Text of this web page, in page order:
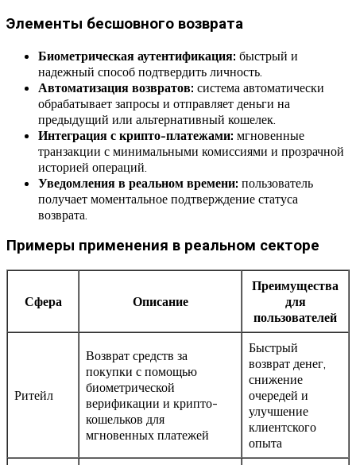
Элементы бесшовного возврата
Биометрическая аутентификация: быстрый и
надежный способ подтвердить личность.
Автоматизация возвратов: система автоматически
обрабатывает запросы и отправляет деньги на
предыдущий или альтернативный кошелек.
Интеграция с крипто-платежами: мгновенные
транзакции с минимальными комиссиями и прозрачной
историей операций.
Уведомления в реальном времени: пользователь
получает моментальное подтверждение статуса
возврата.
Примеры применения в реальном секторе
Сфера Описание
Преимущества
для
пользователей
Ритейл
Возврат средств за
покупки с помощью
биометрической
верификации и крипто-
кошельков для
мгновенных платежей
Быстрый
возврат денег,
снижение
очередей и
улучшение
клиентского
опыта